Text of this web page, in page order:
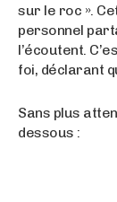
sur le roc ».
personnel
l’écoutent.
foi, déclarant
Sans plus
dessous :